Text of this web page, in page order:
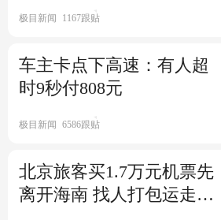
极目新闻 183跟贴
飞大阪机票仅8元
潇湘晨报 1跟贴
结果因冻雨被困湖北
南方都市报 4762跟贴
元宵节后机票酒店价格下降 有
极目新闻 1167跟贴
车主卡点下高速：有人超
时9秒付808元
极目新闻 6586跟贴
北京旅客买1.7万元机票先
离开海南 找人打包运走汽